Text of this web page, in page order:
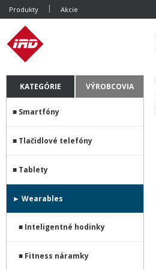
Produkty Akcie
KATEGÓRIE VÝROBCOVIA
Smartfóny
Tlačidlové telefóny
Tablety
Wearables
Inteligentné hodinky
Fitness náramky